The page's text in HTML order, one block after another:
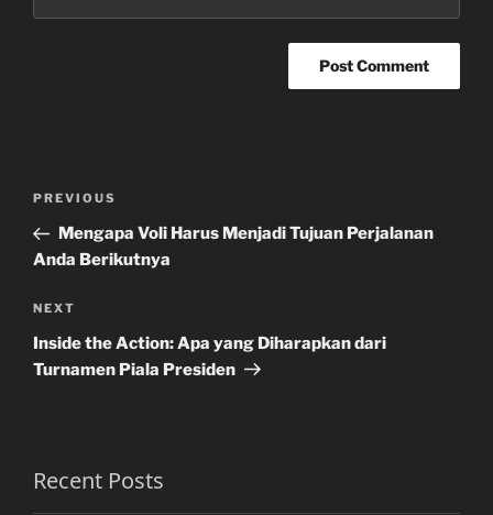
Previous
Post
PREVIOUS
Mengapa Voli Harus Menjadi Tujuan Perjalanan
Anda Berikutnya
Next
Post
NEXT
Inside the Action: Apa yang Diharapkan dari
Turnamen Piala Presiden
Recent Posts